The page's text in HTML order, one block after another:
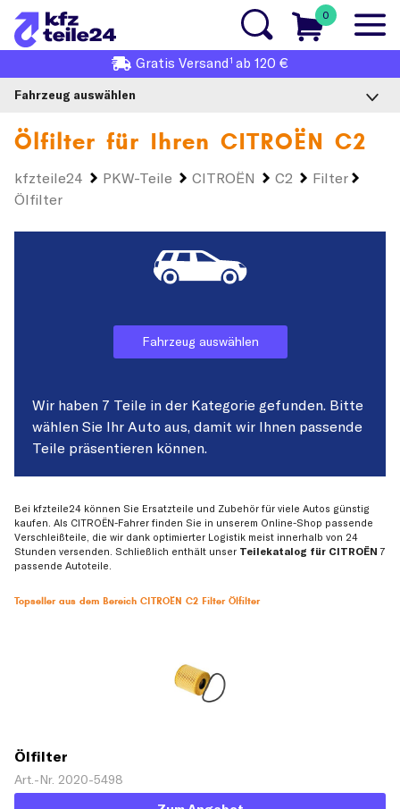
0
Gratis Versand1 ab 120 €
Fahrzeug auswählen
Ölfilter für Ihren CITROËN C2
kfzteile24 PKW-Teile CITROËN C2
Filter
Ölfilter
Fahrzeug auswählen
Wir haben 7 Teile in der Kategorie gefunden. Bitte
wählen Sie Ihr Auto aus, damit wir Ihnen passende
Teile präsentieren können.
Bei kfzteile24 können Sie Ersatzteile und Zubehör für viele Autos günstig
kaufen. Als CITROËN-Fahrer finden Sie in unserem Online-Shop passende
Verschleißteile, die wir dank optimierter Logistik meist innerhalb von 24
Stunden versenden. Schließlich enthält unser Teilekatalog für CITROËN 7
passende Autoteile.
Topseller aus dem Bereich CITROËN C2 Filter Ölfilter
Ölfilter
Art.-Nr. 2020-5498